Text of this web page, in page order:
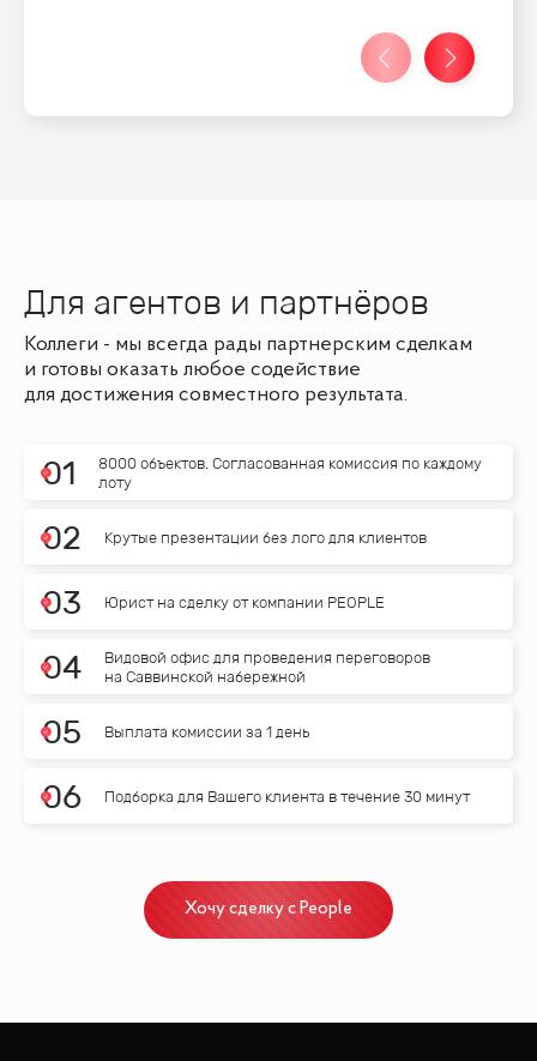
Для агентов и партнёров
Коллеги - мы всегда рады партнерским сделкам
и готовы оказать любое содействие
для достижения совместного результата.
01
8000 объектов. Согласованная комиссия по каждому
лоту
02 Крутые презентации без лого для клиентов
03 Юрист на сделку от компании PEOPLE
04
Видовой офис для проведения переговоров
на Саввинской набережной
05 Выплата комиссии за 1 день
06 Подборка для Вашего клиента в течение 30 минут
Хочу сделку с People